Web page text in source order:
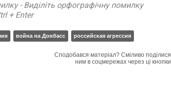
- Виділіть орфографічну помилку
+ Enter
война на Донбасс российская агрессия
Сподобався матеріал? Сміливо поділися
ним в соцмережах через ці кнопки